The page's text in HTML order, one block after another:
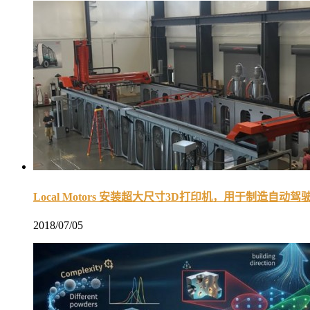
Local Motors 安装超大尺寸3D打印机，用于制造自动驾
2018/07/05